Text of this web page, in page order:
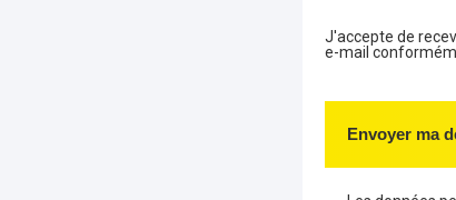
J'accepte de
e-mail
Envoyer ma